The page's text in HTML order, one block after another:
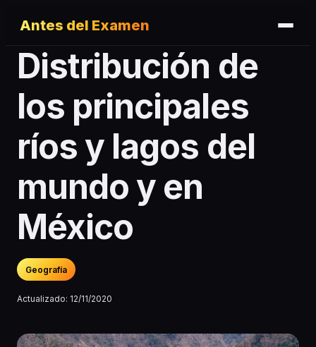
Antes del Examen
Distribución de
los principales
ríos y lagos del
mundo y en
México
Geografía
Actualizado: 12/11/2020